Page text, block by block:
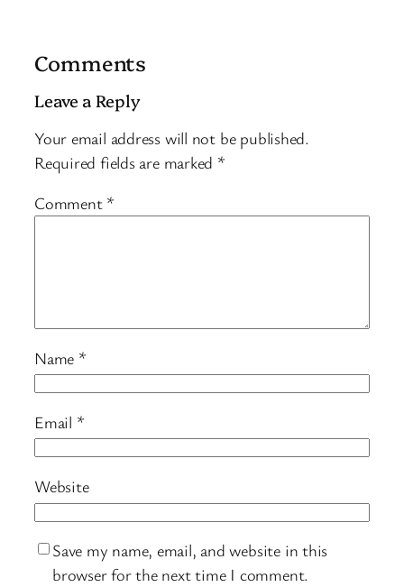
Comments
Leave a Reply
Your email address will not be published.
Required fields are marked *
Comment *
Name *
Email *
Website
Save my name, email, and website in this
browser for the next time I comment.